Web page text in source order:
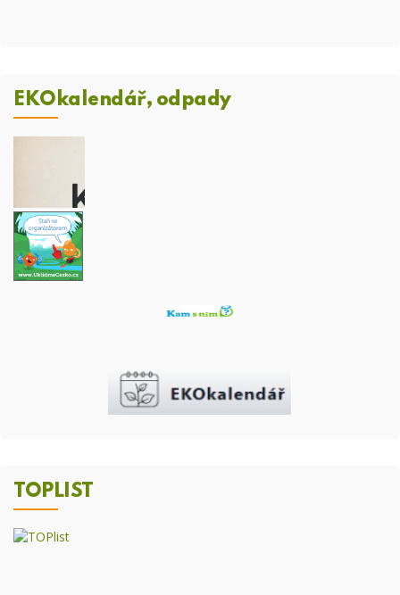
EKOkalendář, odpady
TOPLIST